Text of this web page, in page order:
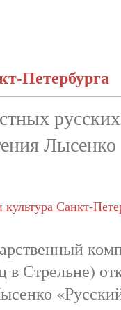
Петербурга
Лысенко
Санкт-
в Стрельне)